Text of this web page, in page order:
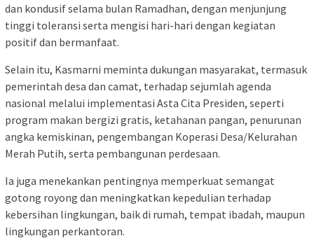
dan kondusif selama bulan Ramadhan, dengan menjunjung
tinggi toleransi serta mengisi hari-hari dengan kegiatan
positif dan bermanfaat.
Selain itu, Kasmarni meminta dukungan masyarakat, termasuk
pemerintah desa dan camat, terhadap sejumlah agenda
nasional melalui implementasi Asta Cita Presiden, seperti
program makan bergizi gratis, ketahanan pangan, penurunan
angka kemiskinan, pengembangan Koperasi Desa/Kelurahan
Merah Putih, serta pembangunan perdesaan.
Ia juga menekankan pentingnya memperkuat semangat
gotong royong dan meningkatkan kepedulian terhadap
kebersihan lingkungan, baik di rumah, tempat ibadah, maupun
lingkungan perkantoran.